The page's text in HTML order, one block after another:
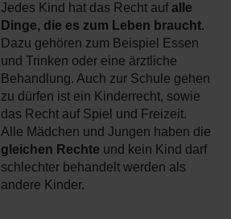
Jedes Kind hat das Recht aufalle
Dinge, die es zum Leben braucht.
Dazu gehören zum Beispiel Essen
und Trinken oder eine ärztliche
Behandlung. Auch zur Schule gehen
zu dürfen ist ein Kinderrecht, sowie
das Recht auf Spiel und Freizeit.
Alle Mädchen und Jungen haben die
gleichen Rechte und kein Kind darf
schlechter behandelt werden als
andere Kinder.